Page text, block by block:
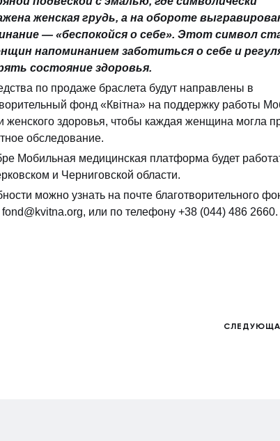
женская грудь, а на обороте
— «беспокойся о себе». Этот символ
напоминанием заботиться о себе и
состояние здоровья.
по продаже браслета будут направлены в
фонд «Квітна» на поддержку работы
женского здоровья, чтобы каждая женщина могла
обследование.
Мобильная медицинская платформа будет
и Черниговской области.
можно узнать на почте благотворительного
fond@kvitna.org, или по телефону +38 (044) 486 2660.